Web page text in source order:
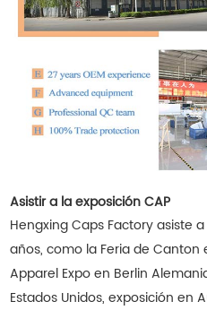
Asistir a la exposición CAP
Hengxing Caps Factory asiste
años, como la Feria de Canton
Apparel Expo en Berlin
Estados Unidos, exposición en